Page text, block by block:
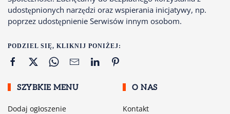
udostępnionych narzędzi oraz wspierania inicjatywy, np.
poprzez udostępnienie Serwisów innym osobom.
PODZIEL SIĘ, KLIKNIJ PONIŻEJ:
SZYBKIE MENU
Dodaj ogłoszenie
O NAS
Kontakt